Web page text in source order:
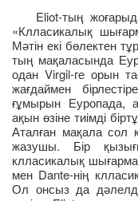
Eliot-тың
«Клласикалық
Мәтін екі бөлектен
тың мақаласында
одан Virgil-ге орын
жағдаймен
ғұмырын Еуропада,
ақын өзіне тиімді
Аталған мақала сол
жазушы. Бір
клласикалық
мен Dante-нің
Ол онсыз да